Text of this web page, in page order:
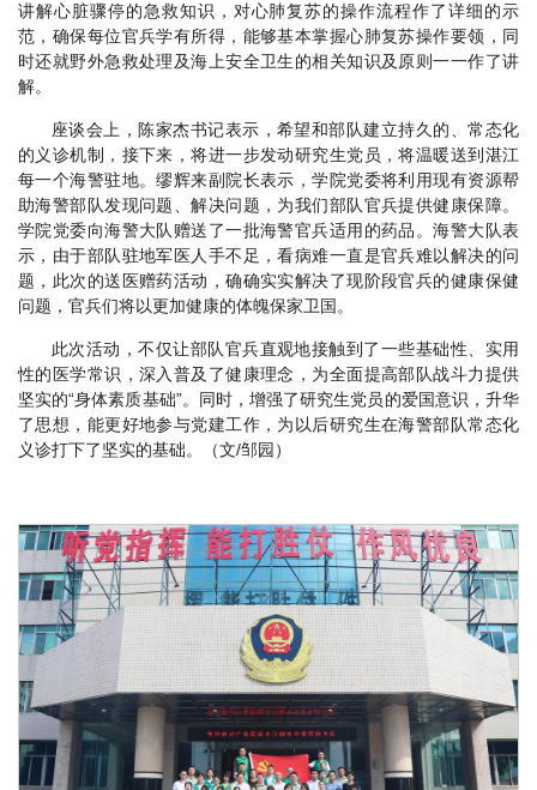
讲解心脏骤停的急救知识，对心肺复苏的操作流程作了详细的示
范，确保每位官兵学有所得，能够基本掌握心肺复苏操作要领，同
时还就野外急救处理及海上安全卫生的相关知识及原则一一作了讲
解。
座谈会上，陈家杰书记表示，希望和部队建立持久的、常态化
的义诊机制，接下来，将进一步发动研究生党员，将温暖送到湛江
每一个海警驻地。缪辉来副院长表示，学院党委将利用现有资源帮
助海警部队发现问题、解决问题，为我们部队官兵提供健康保障。
学院党委向海警大队赠送了一批海警官兵适用的药品。海警大队表
示，由于部队驻地军医人手不足，看病难一直是官兵难以解决的问
题，此次的送医赠药活动，确确实实解决了现阶段官兵的健康保健
问题，官兵们将以更加健康的体魄保家卫国。
此次活动，不仅让部队官兵直观地接触到了一些基础性、实用
性的医学常识，深入普及了健康理念，为全面提高部队战斗力提供
坚实的“身体素质基础”。同时，增强了研究生党员的爱国意识，升华
了思想，能更好地参与党建工作，为以后研究生在海警部队常态化
义诊打下了坚实的基础。（文/邹园）